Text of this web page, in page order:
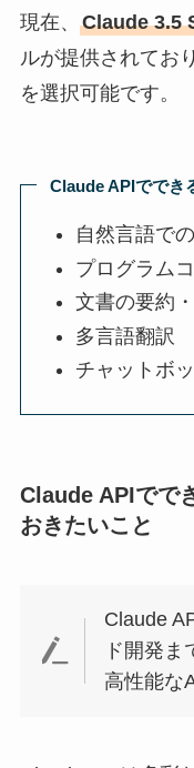
現在、 Claude 3.5
ルが提供されてお
を選択可能です。
Claude APIででき
自然言語で
プログラム
文書の要約
多言語翻訳
チャットボ
Claude APIでで
おきたいこと
Claude
ド開発
高性能な